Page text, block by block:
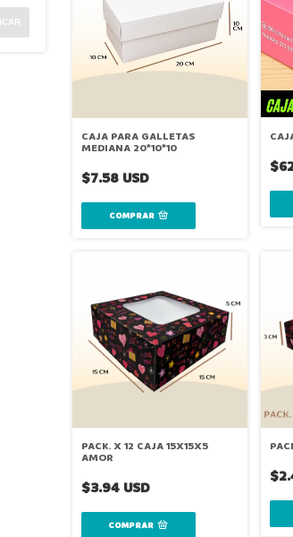
CAJA PARA GALLETAS
MEDIANA 20*10*10
$7.58 USD
COMPRAR
PACK. X 12 CAJA 15X15X5
AMOR
$3.94 USD